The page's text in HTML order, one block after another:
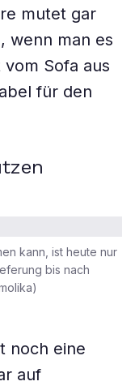
mutet gar
wenn man es
Sofa aus
für den
kann, ist heute nur
bis nach
noch eine
auf